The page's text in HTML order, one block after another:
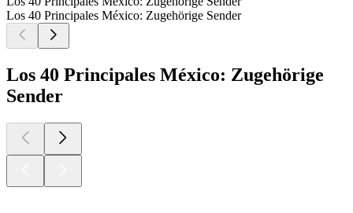
Los 40 Principales México: Zugehörige Sender
Los 40 Principales México: Zugehörige
Sender